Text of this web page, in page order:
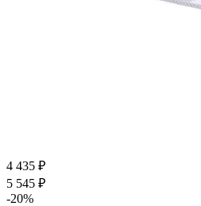
4 435 ₽
5 545 ₽
-20%